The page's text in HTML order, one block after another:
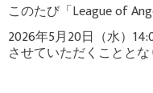
このたび「League of
2026年5月20日（水）
させていただくこととな